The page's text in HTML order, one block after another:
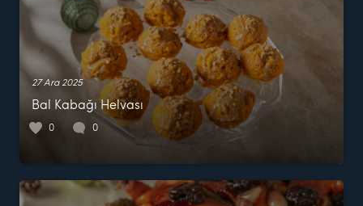
27 Ara 2025
Bal Kabağı Helvası
0 0